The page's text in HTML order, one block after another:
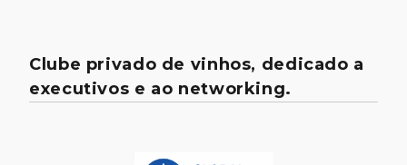
Clube privado de vinhos, dedicado a
executivos e ao networking.